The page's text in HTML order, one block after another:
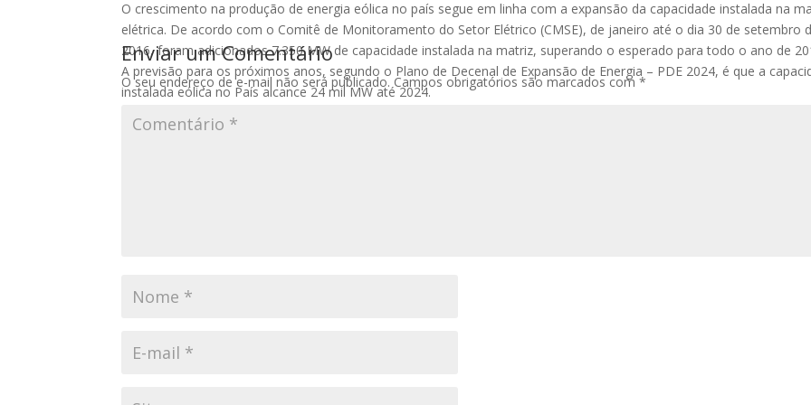
O crescimento na produção de energia eólica no país segue em linha com a expansão da capacidade instalada na
elétrica. De acordo com o Comitê de Monitoramento do Setor Elétrico (CMSE), de janeiro até o dia 30 de setembro
2016, foram adicionados 7.350 MW de capacidade instalada na matriz, superando o esperado para todo o ano de
A previsão para os próximos anos, segundo o Plano de Decenal de Expansão de Energia – PDE 2024, é que a
instalada eólica no País alcance 24 mil MW até 2024.
Enviar um Comentário
O seu endereço de e-mail não será publicado. Campos obrigatórios são marcados com*